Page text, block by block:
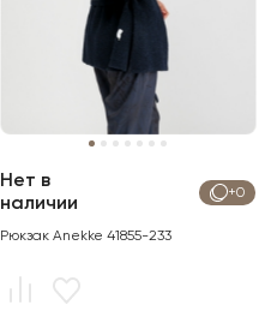
+0
Нет в
наличии
Рюкзак Anekke 41855-233